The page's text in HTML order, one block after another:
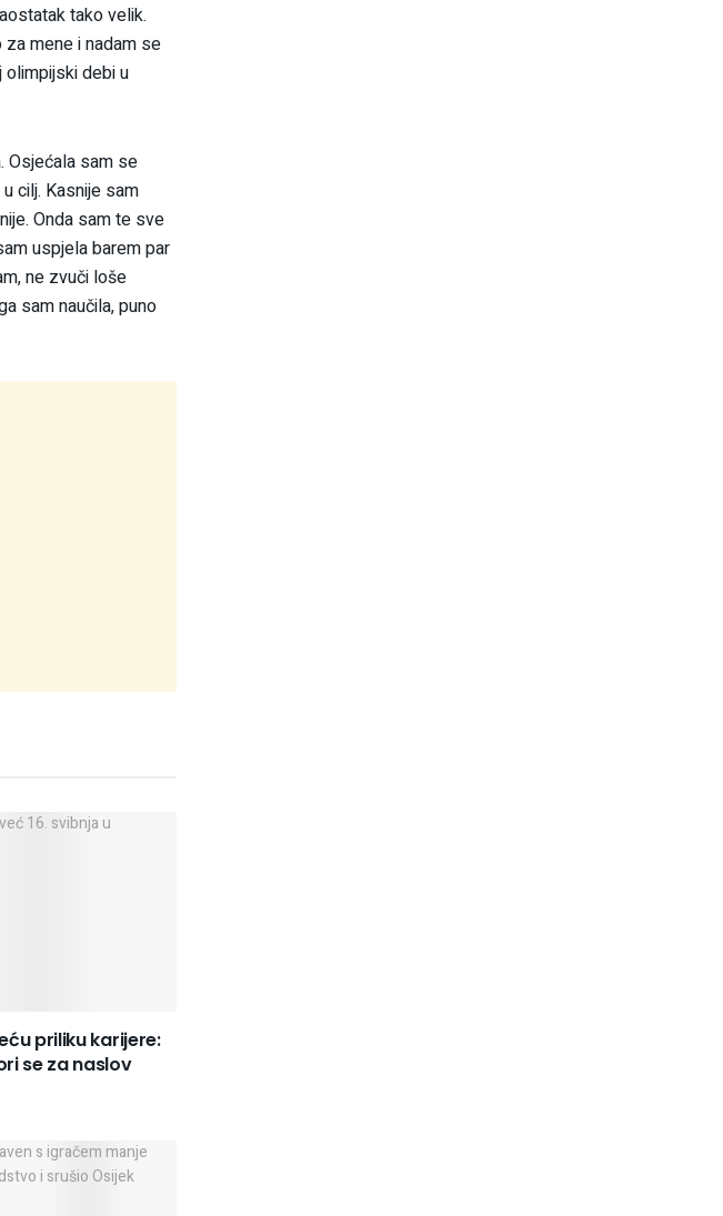
tako velik.
mene i nadam se
olimpijski debi u
Osjećala sam se
cilj. Kasnije sam
Onda sam te sve
uspjela barem par
ne zvuči loše
sam naučila, puno
priliku karijere:
se za naslov